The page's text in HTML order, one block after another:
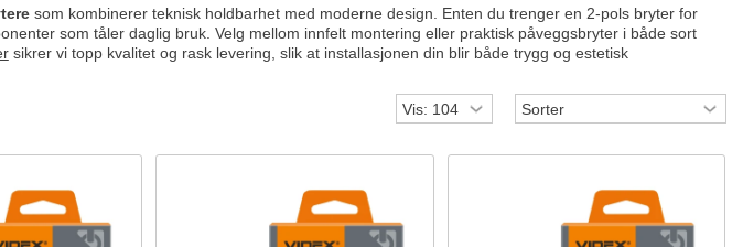
som kombinerer teknisk holdbarhet med moderne design. Enten du trenger en 2-pols bryter for
som tåler daglig bruk. Velg mellom innfelt montering eller praktisk påveggsbryter i både sort
sikrer vi topp kvalitet og rask levering, slik at installasjonen din blir både trygg og estetisk